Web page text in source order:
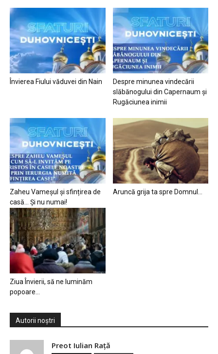
Învierea Fiului văduvei din Nain
Despre minunea vindecării
slăbănogului din Capernaum și
Rugăciunea inimii
Zaheu Vameșul și sfințirea de
casă… Și nu numai!
Aruncă grija ta spre Domnul…
Ziua Învierii, să ne luminăm
popoare…
Autorii noștri
Preot Iulian Raţă